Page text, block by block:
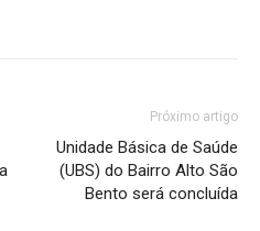
Próximo artigo
Unidade Básica de Saúde
(UBS) do Bairro Alto São
Bento será concluída